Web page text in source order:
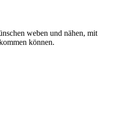
weben und nähen, mit
können.